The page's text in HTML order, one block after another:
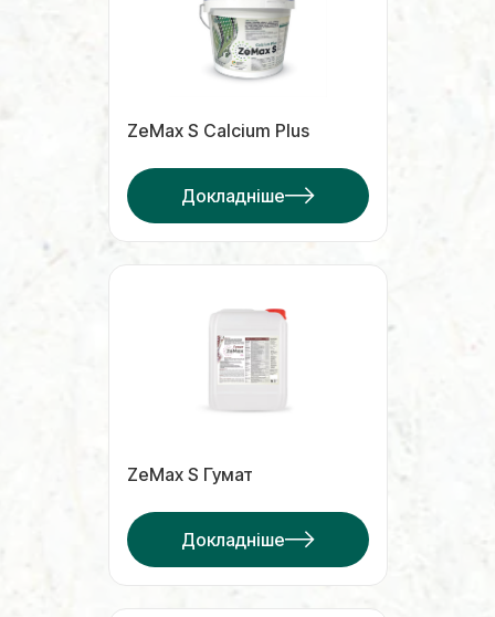
ZeMax S Calcium Plus
Докладніше
ZeMax S Гумат
Докладніше